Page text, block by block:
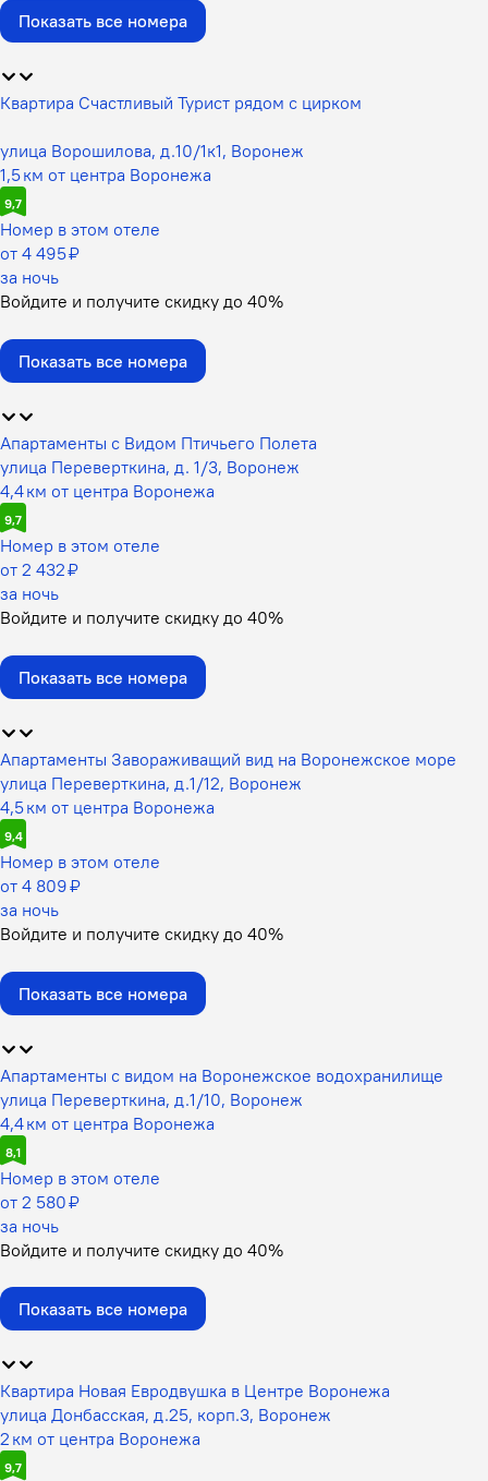
Показать все номера
Квартира Счастливый Турист рядом с цирком
улица Ворошилова, д.10/1к1, Воронеж
1,5 км от центра Воронежа
9,7
Номер в этом отеле
от 4 495 ₽
за ночь
Войдите и получите скидку до 40%
Показать все номера
Апартаменты с Видом Птичьего Полета
улица Переверткина, д. 1/3, Воронеж
4,4 км от центра Воронежа
9,7
Номер в этом отеле
от 2 432 ₽
за ночь
Войдите и получите скидку до 40%
Показать все номера
Апартаменты Завораживащий вид на Воронежское море
улица Переверткина, д.1/12, Воронеж
4,5 км от центра Воронежа
9,4
Номер в этом отеле
от 4 809 ₽
за ночь
Войдите и получите скидку до 40%
Показать все номера
Апартаменты с видом на Воронежское водохранилище
улица Переверткина, д.1/10, Воронеж
4,4 км от центра Воронежа
8,1
Номер в этом отеле
от 2 580 ₽
за ночь
Войдите и получите скидку до 40%
Показать все номера
Квартира Новая Евродвушка в Центре Воронежа
улица Донбасская, д.25, корп.3, Воронеж
2 км от центра Воронежа
9,7